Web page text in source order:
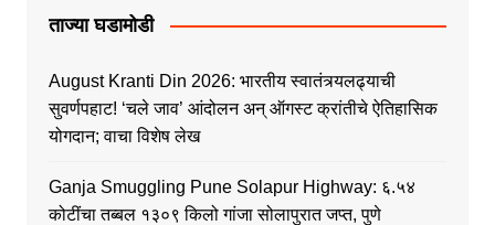
ताज्या घडामोडी
August Kranti Din 2026: भारतीय स्वातंत्र्यलढ्याची
सुवर्णपहाट! ‘चले जाव’ आंदोलन अन् ऑगस्ट क्रांतीचे ऐतिहासिक
योगदान; वाचा विशेष लेख
Ganja Smuggling Pune Solapur Highway: ६.५४
कोटींचा तब्बल १३०९ किलो गांजा सोलापुरात जप्त, पुणे